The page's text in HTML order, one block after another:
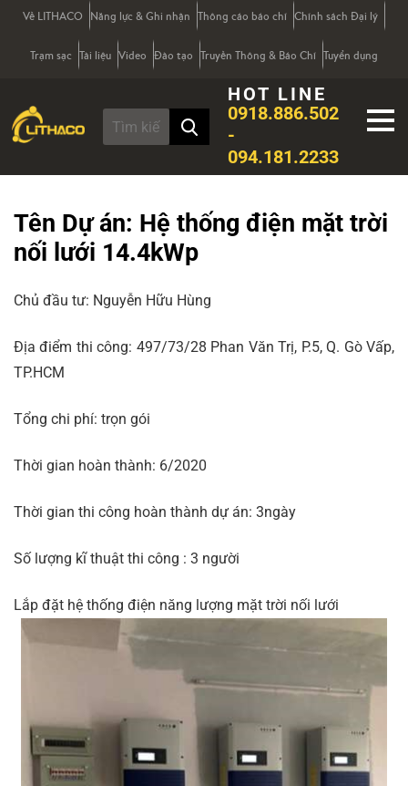
Về LITHACO Năng lực & Ghi nhận Thông cáo báo chí Chính sách Đại lý
Trạm sạc Tài liệu Video Đào tạo Truyền Thông & Báo Chí Tuyển dụng
HOT LINE
0918.886.502
-
094.181.2233
Tên Dự án: Hệ thống điện mặt trời
nối lưới 14.4kWp
Chủ đầu tư: Nguyễn Hữu Hùng
Địa điểm thi công: 497/73/28 Phan Văn Trị, P.5, Q. Gò Vấp,
TP.HCM
Tổng chi phí: trọn gói
Thời gian hoàn thành: 6/2020
Thời gian thi công hoàn thành dự án: 3ngày
Số lượng kĩ thuật thi công : 3 người
Lắp đặt hệ thống điện năng lượng mặt trời nối lưới